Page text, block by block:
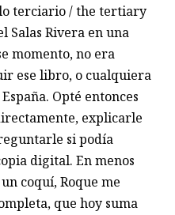
terciario / the tertiary
Salas Rivera en una
momento, no era
ese libro, o cualquiera
Opté entonces
explicarle
si podía
digital. En menos
coquí, Roque me
que hoy suma